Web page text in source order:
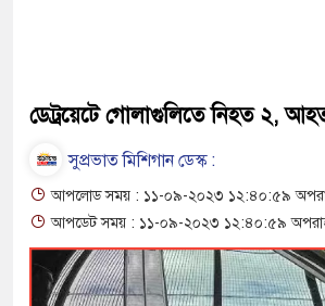
ডেট্রয়েটে গোলাগুলিতে নিহত ২,
সুপ্রভাত মিশিগান ডেস্ক :
আপলোড সময় : ১১-০৯-২০২৩ ১২:৪০:৫৯
আপডেট সময় : ১১-০৯-২০২৩ ১২:৪০:৫৯